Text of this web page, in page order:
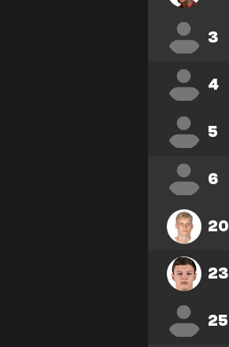
3
4
5
6
20
23
25